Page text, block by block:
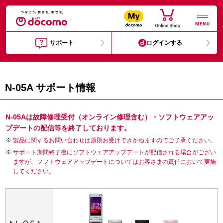
MENU
サポート ログインする
N-05A サポート情報
N-05Aは故障修理受付（オンライン修理含む）・ソフトウェアアッ
プデートの配信等を終了しております。
製品に関するお問い合わせは原則お受けできかねますのでご了承ください。
サポート期間終了後にソフトウェアアップデートが配信される場合がござい
ますが、ソフトウェアアップデートについてはお客さまの責任において実施
してください。